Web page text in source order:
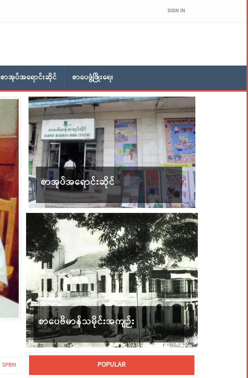
SIGN IN
စာအုပ်အရောင်းဆိုင် စာပေဖွံ့ဖြိုးရေး
SPBM
စာအုပ်အရောင်းဆိုင်
စာပေဗိမာန်သမိုင်းအကျဉ်း
POPULAR